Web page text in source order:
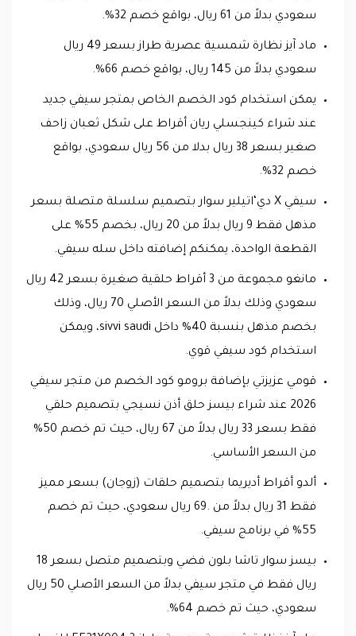
سعودي بدلاً من 61 ريال، بواقع خصم 32%.
ماد آيز نظارة شمسية عصرية طراز بسعر 49 ريال
سعودي بدلاً من 145 ريال، بواقع خصم 66%.
يمكن استخدام كود الخصم الخاص بمتجر سيفي جديد
عند شراء كينجسلي ريان أقراط على شكل ثعبان زاحف
صغير بسعر 38 ريال بدلا من 56 ريال سعودي، بواقع
خصم 32%.
سيفي X دي‘اتيلير سوار بتصميم سلسلة متصلة بسعر
مذهل فقط 9 ريال بدلاً من 20 ريال، بخصم 55% على
القطعة الواحدة، يمكنكم إضافته داخل سله سيفي.
مانغو مجموعة من 3 أقراط حلقية صغيرة بسعر 42 ريال
سعودي وذلك بدلاً من السعر الأصلي 70 ريال، وذلك
بخصم مذهل بنسبة 40% داخل sivvi saudi، ويمكن
استخدام كود سيفي قوي.
قومي عزيزتي بإضافة برومو كود الخصم من متجر سيفي
2026 عند شراء بيسز حلق أذن نسيجي بتصميم حلقي
فقط بسعر 33 ريال بدلاً من 67 ريال، حيث تم خصم 50%
من السعر الأساسي.
ألدو أقراط أديريما بتصميم حلقات (زوجان) بسعر مميز
فقط 31 ريال بدلاً من .69 ريال سعودي، حيث تم خصم
55% في برنامج سيفي.
بيسز سوار تاشا بلون فضي وبتصميم متصل بسعر 18
ريال فقط في متجر سيفي بدلاً من السعر الأصلي 50 ريال
سعودي، حيث تم خصم 64%.